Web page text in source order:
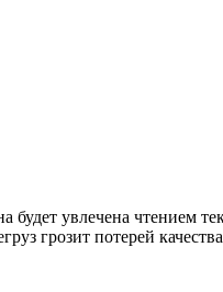
увлечена чтением
грозит потерей